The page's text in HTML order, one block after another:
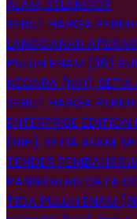
ALAM, SELANGOR
SEBUT HARGA
LANGGANAN
PULUH ENAM (36)
NEGARA (NIH), SETIA
SEBUT HARGA
ENTERPRISE
(NIH), SETIA ALAM,
TENDER
PANGKALAN DATA
TIGA PULUH ENAM